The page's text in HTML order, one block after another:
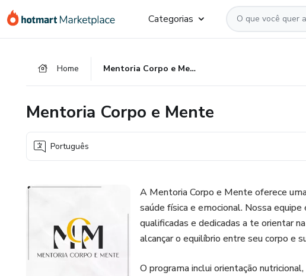
para
para
para
Categorias
Home Mentoria Corpo e Mente
Mentoria Corpo e Mente
Português
A Mentoria Corpo e Mente oferece
saúde física e emocional. Nossa
qualificadas e dedicadas a te orientar
alcançar o equilíbrio entre seu corpo e
O programa inclui orientação